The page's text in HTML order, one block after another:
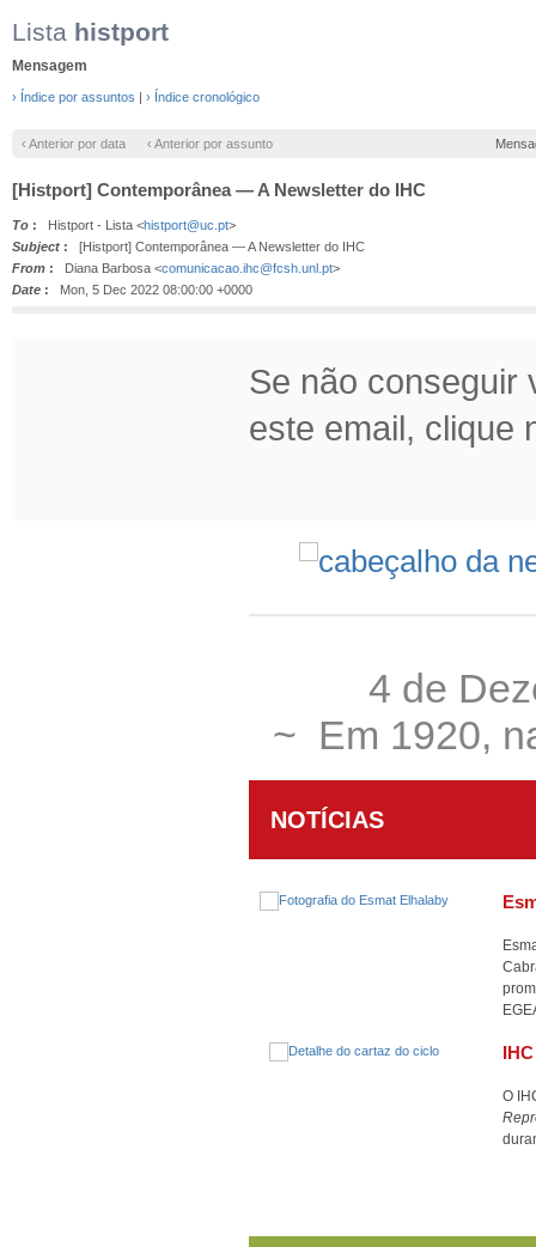
Lista histport
Mensagem
› Índice por assuntos | › Índice cronológico
‹ Anterior por data ‹ Anterior por assunto
[Histport] Contemporânea — A Newsletter do IHC
To : Histport - Lista <histport@uc.pt>
Subject : [Histport] Contemporânea — A Newsletter do IHC
From : Diana Barbosa <comunicacao.ihc@fcsh.unl.pt>
Date : Mon, 5 Dec 2022 08:00:00 +0000
Se não conseguir
este email, clique
4 de
~ Em 1920,
NOTÍCIAS
O